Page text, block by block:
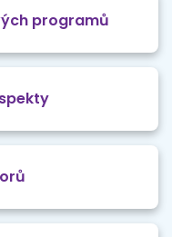
programů